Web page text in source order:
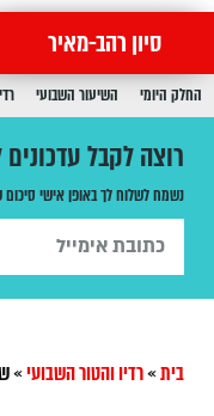
סיון רהב-מאיר
החלק היומי השיעור השבועי
רוצה לקבל עדכונים
נשמח לשלוח לך באופן אישי
בית»רדיו והטור השבועי»